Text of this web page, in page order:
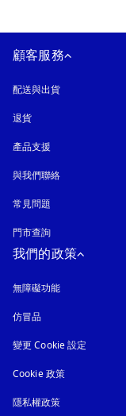
顧客服務
配送與出貨
退貨
產品支援
與我們聯絡
常見問題
門市查詢
我們的政策
無障礙功能
仿冒品
變更 Cookie 設定
Cookie 政策以新標籤頁開啟
隱私權政策